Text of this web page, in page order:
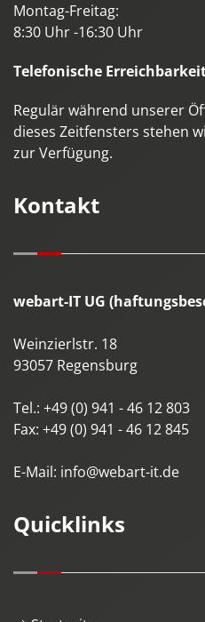
Montag-Freitag:
8:30 Uhr -16:30 Uhr
Telefonische
Regulär während unserer
dieses Zeitfensters stehen
zur Verfügung.
Kontakt
webart-IT UG
Weinzierlstr. 18
93057 Regensburg
Tel.: +49 (0) 941 - 46 12 803
Fax: +49 (0) 941 - 46 12 845
E-Mail: info@webart-it.de
Quicklinks